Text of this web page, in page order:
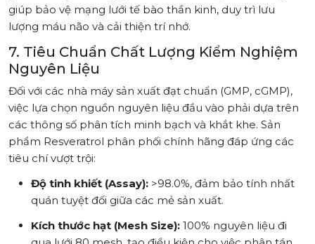
giúp bảo vệ mạng lưới tế bào thần kinh, duy trì lưu
lượng máu não và cải thiện trí nhớ.
7. Tiêu Chuẩn Chất Lượng Kiểm Nghiệm
Nguyên Liệu
Đối với các nhà máy sản xuất đạt chuẩn (GMP, cGMP),
việc lựa chọn nguồn nguyên liệu đầu vào phải dựa trên
các thông số phân tích minh bạch và khắt khe. Sản
phẩm Resveratrol phân phối chính hãng đáp ứng các
tiêu chí vượt trội:
Độ tinh khiết (Assay): >98.0%, đảm bảo tính nhất
quán tuyệt đối giữa các mẻ sản xuất.
Kích thước hạt (Mesh Size): 100% nguyên liệu đi